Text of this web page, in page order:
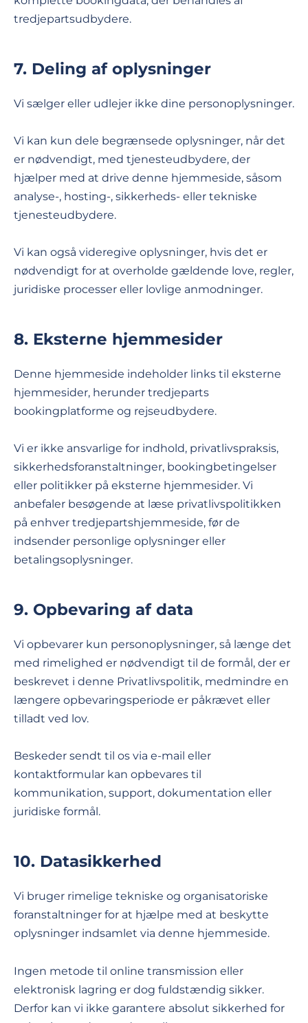
tredjepartsudbydere.
7. Deling af oplysninger
Vi sælger eller udlejer ikke dine personoplysninger.
Vi kan kun dele begrænsede oplysninger, når det
er nødvendigt, med tjenesteudbydere, der
hjælper med at drive denne hjemmeside, såsom
analyse-, hosting-, sikkerheds- eller tekniske
tjenesteudbydere.
Vi kan også videregive oplysninger, hvis det er
nødvendigt for at overholde gældende love, regler,
juridiske processer eller lovlige anmodninger.
8. Eksterne hjemmesider
Denne hjemmeside indeholder links til eksterne
hjemmesider, herunder tredjeparts
bookingplatforme og rejseudbydere.
Vi er ikke ansvarlige for indhold, privatlivspraksis,
sikkerhedsforanstaltninger, bookingbetingelser
eller politikker på eksterne hjemmesider. Vi
anbefaler besøgende at læse privatlivspolitikken
på enhver tredjepartshjemmeside, før de
indsender personlige oplysninger eller
betalingsoplysninger.
9. Opbevaring af data
Vi opbevarer kun personoplysninger, så længe det
med rimelighed er nødvendigt til de formål, der er
beskrevet i denne Privatlivspolitik, medmindre en
længere opbevaringsperiode er påkrævet eller
tilladt ved lov.
Beskeder sendt til os via e-mail eller
kontaktformular kan opbevares til
kommunikation, support, dokumentation eller
juridiske formål.
10. Datasikkerhed
Vi bruger rimelige tekniske og organisatoriske
foranstaltninger for at hjælpe med at beskytte
oplysninger indsamlet via denne hjemmeside.
Ingen metode til online transmission eller
elektronisk lagring er dog fuldstændig sikker.
Derfor kan vi ikke garantere absolut sikkerhed for